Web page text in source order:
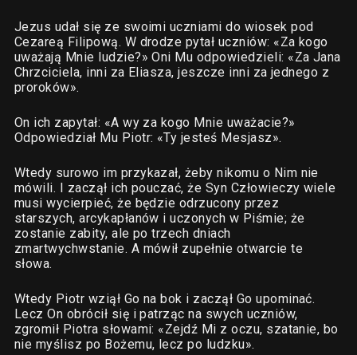
Jezus udał się ze swoimi uczniami do wiosek pod
Cezareą Filipową. W drodze pytał uczniów: «Za kogo
uważają Mnie ludzie?» Oni Mu odpowiedzieli: «Za Jana
Chrzciciela, inni za Eliasza, jeszcze inni za jednego z
proroków».
On ich zapytał: «A wy za kogo Mnie uważacie?»
Odpowiedział Mu Piotr: «Ty jesteś Mesjasz».
Wtedy surowo im przykazał, żeby nikomu o Nim nie
mówili. I zaczął ich pouczać, że Syn Człowieczy wiele
musi wycierpieć, że będzie odrzucony przez
starszych, arcykapłanów i uczonych w Piśmie; że
zostanie zabity, ale po trzech dniach
zmartwychwstanie. A mówił zupełnie otwarcie te
słowa.
Wtedy Piotr wziął Go na bok i zaczął Go upominać.
Lecz On obrócił się i patrząc na swych uczniów,
zgromił Piotra słowami: «Zejdź Mi z oczu, szatanie, bo
nie myślisz po Bożemu, lecz po ludzku».